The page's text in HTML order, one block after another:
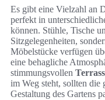
Es gibt eine Vielzahl an
perfekt in
können. Stühle, Tische
Sitzgelegenheiten,
Möbelstücke verfügen
eine behagliche
stimmungsvollen
im Weg steht, sollten die
Gestaltung des Gartens